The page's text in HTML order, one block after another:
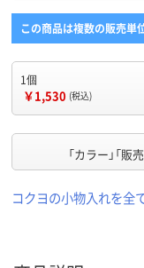
この商品は複数の販売単
1個
￥1,530 (税込)
「カラー」「販
コクヨの小物入れを全